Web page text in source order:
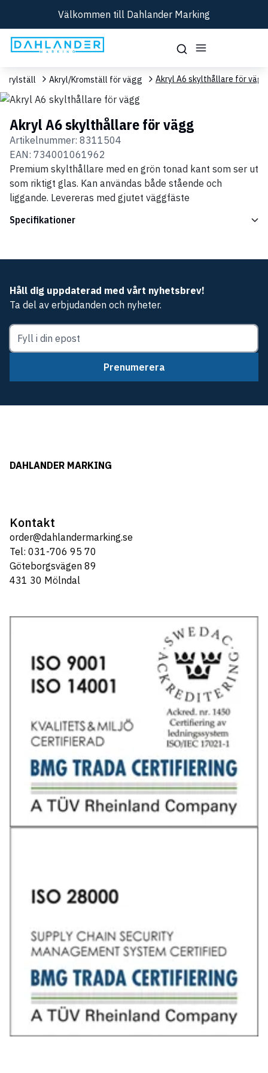
Välkommen till Dahlander Marking
Akrylställ Akryl/Kromställ för vägg Akryl A6 skylthållare för vägg
Akryl A6 skylthållare för vägg
Artikelnummer: 8311504
EAN: 734001061962
Premium skylthållare med en grön tonad kant som ser ut
som riktigt glas. Kan användas både stående och
liggande. Levereras med gjutet väggfäste
Specifikationer
Håll dig uppdaterad med vårt nyhetsbrev!
Ta del av erbjudanden och nyheter.
Prenumerera
DAHLANDER MARKING
Kontakt
order@dahlandermarking.se
Tel: 031-706 95 70
Göteborgsvägen 89
431 30 Mölndal